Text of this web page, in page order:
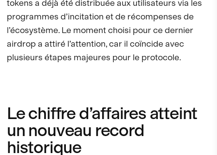
tokens a déjà été distribuée aux utilisateurs via les
programmes d’incitation et de récompenses de
l’écosystème. Le moment choisi pour ce dernier
airdrop a attiré l’attention, car il coïncide avec
plusieurs étapes majeures pour le protocole.
Le chiffre d’affaires atteint
un nouveau record
historique